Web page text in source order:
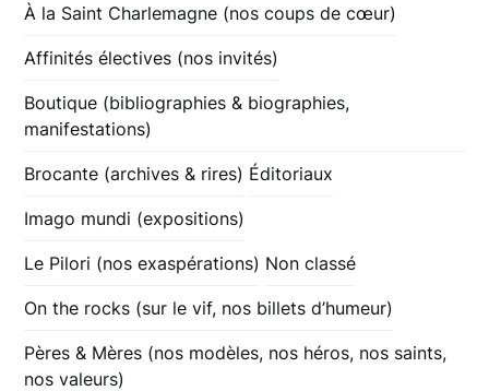
À la Saint Charlemagne (nos coups de cœur)
Affinités électives (nos invités)
Boutique (bibliographies & biographies,
manifestations)
Brocante (archives & rires) Éditoriaux
Imago mundi (expositions)
Le Pilori (nos exaspérations) Non classé
On the rocks (sur le vif, nos billets d’humeur)
Pères & Mères (nos modèles, nos héros, nos saints,
nos valeurs)